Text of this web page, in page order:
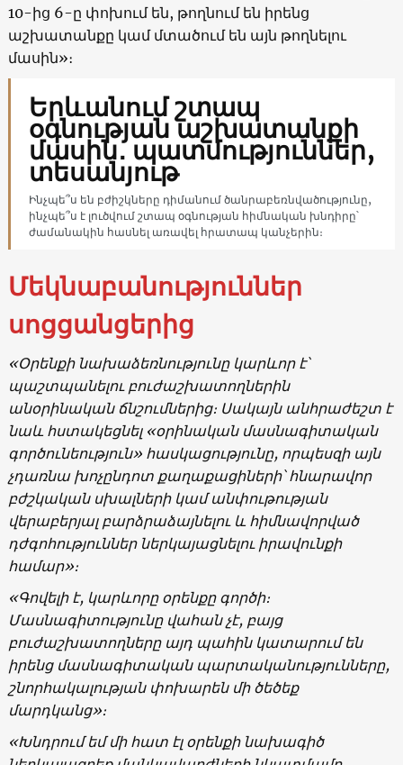
10-ից 6-ը փոխում են, թողնում են իրենց
աշխատանքը կամ մտածում են այն թողնելու
մասին»։
Երևանում շտապ
օգնության աշխատանքի
մասին․ պատմություններ,
տեսանյութ
Ինչպե՞ս են բժիշկները դիմանում ծանրաբեռնվածությունը,
ինչպե՞ս է լուծվում շտապ օգնության հիմնական խնդիրը՝
ժամանակին հասնել առավել հրատապ կանչերին։
Մեկնաբանություններ
սոցցանցերից
«Օրենքի նախաձեռնությունը կարևոր է՝
պաշտպանելու բուժաշխատողներին
անօրինական ճնշումներից։ Սակայն անհրաժեշտ է
նաև հստակեցնել «օրինական մասնագիտական
գործունեություն» հասկացությունը, որպեսզի այն
չդառնա խոչընդոտ քաղաքացիների՝ հնարավոր
բժշկական սխալների կամ անփութության
վերաբերյալ բարձրաձայնելու և հիմնավորված
դժգոհություններ ներկայացնելու իրավունքի
համար»։
«Գովելի է, կարևորը օրենքը գործի։
Մասնագիտությունը վահան չէ, բայց
բուժաշխատողները այդ պահին կատարում են
իրենց մասնագիտական պարտականությունները,
շնորհակալության փոխարեն մի ծեծեք
մարդկանց»։
«Խնդրում եմ մի հատ էլ օրենքի նախագիծ